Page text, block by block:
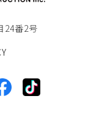
24番2号